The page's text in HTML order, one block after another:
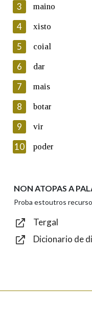
En cumprimento da
Protección de Datos de
Galega informa a
electrónico, así como
persoal, que estes
automatizado de
ficheiros informáticos.
seu dereito de acceso,
seus datos poñéndose
Lin e acepto as
Introduce o código
Texto de verificación
3 maino
4 xisto
5 coial
6 dar
7 mais
8 botar
9 vir
10 poder
NON ATOPAS A
Proba estoutros
Tergal
Dicionario de